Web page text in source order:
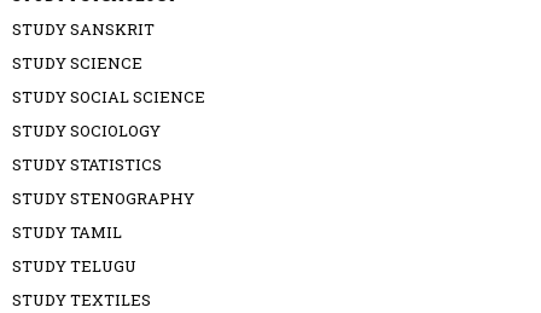
STUDY SANSKRIT
STUDY SCIENCE
STUDY SOCIAL SCIENCE
STUDY SOCIOLOGY
STUDY STATISTICS
STUDY STENOGRAPHY
STUDY TAMIL
STUDY TELUGU
STUDY TEXTILES